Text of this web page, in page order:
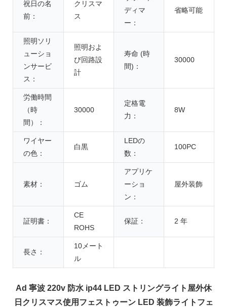
祝日の名
前：
クリスマ
ス
ディマ
ー：
省略可能
照明ソリ
ューショ
ンサービ
ス：
照明およ
び回路設
計
寿命 (時
間)：
30000
労働時間
（時
間）：
30000
定格電
力：
8W
ワイヤー
の色：
白黒
LEDの
数：
100PC
素材： ゴム
アプリケ
ーショ
ン：
屋外装飾
証明書：
CE
ROHS
保証： 2 年
長さ：
10メート
ル
Ad 寧波 220v 防水 ip44 LED ストリングライト屋外休
日クリスマス使用フェストゥーン LED 装飾ライトフェ